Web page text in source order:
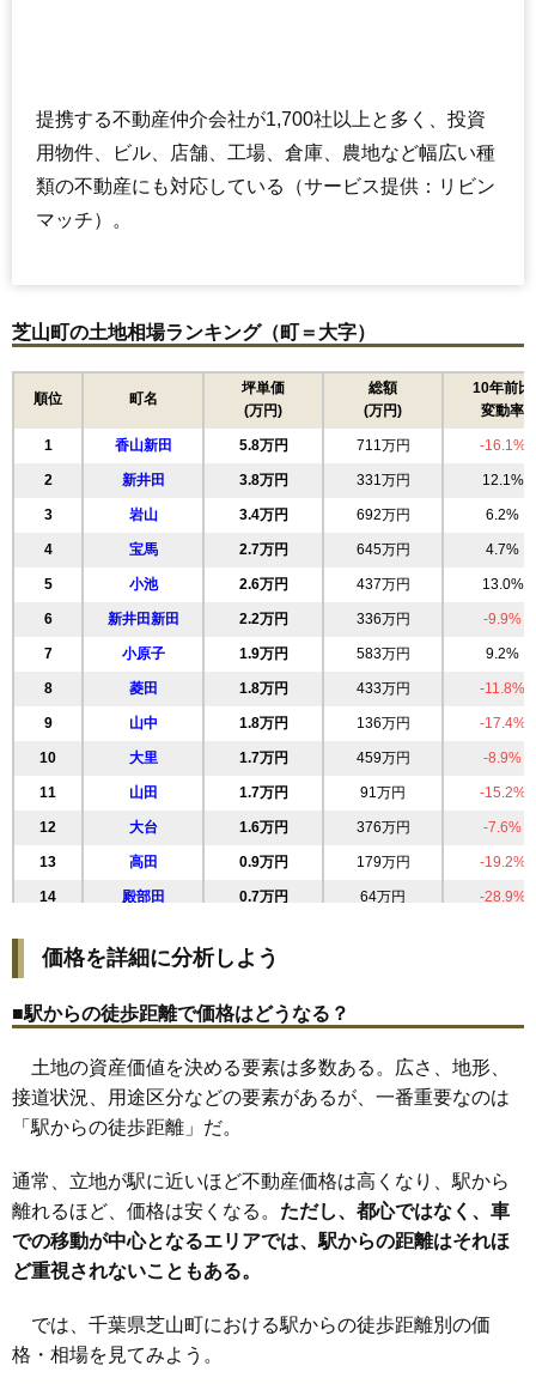
提携する不動産仲介会社が1,700社以上と多く、投資
用物件、ビル、店舗、工場、倉庫、農地など幅広い種
類の不動産にも対応している（サービス提供：リビン
マッチ）。
芝山町の土地相場ランキング（町＝大字）
順位 町名
坪単価
(万円)
総額
(万円)
10年前比
変動率
1 香山新田 5.8万円 711万円 -16.1%
2 新井田 3.8万円 331万円 12.1%
3 岩山 3.4万円 692万円 6.2%
4 宝馬 2.7万円 645万円 4.7%
5 小池 2.6万円 437万円 13.0%
6 新井田新田 2.2万円 336万円 -9.9%
7 小原子 1.9万円 583万円 9.2%
8 菱田 1.8万円 433万円 -11.8%
9 山中 1.8万円 136万円 -17.4%
10 大里 1.7万円 459万円 -8.9%
11 山田 1.7万円 91万円 -15.2%
12 大台 1.6万円 376万円 -7.6%
13 高田 0.9万円 179万円 -19.2%
14 殿部田 0.7万円 64万円 -28.9%
価格を詳細に分析しよう
■駅からの徒歩距離で価格はどうなる？
土地の資産価値を決める要素は多数ある。広さ、地形、
接道状況、用途区分などの要素があるが、一番重要なのは
「駅からの徒歩距離」だ。
通常、立地が駅に近いほど不動産価格は高くなり、駅から
離れるほど、価格は安くなる。 ただし、都心ではなく、車
での移動が中心となるエリアでは、駅からの距離はそれほ
ど重視されないこともある。
では、千葉県芝山町における駅からの徒歩距離別の価
格・相場を見てみよう。